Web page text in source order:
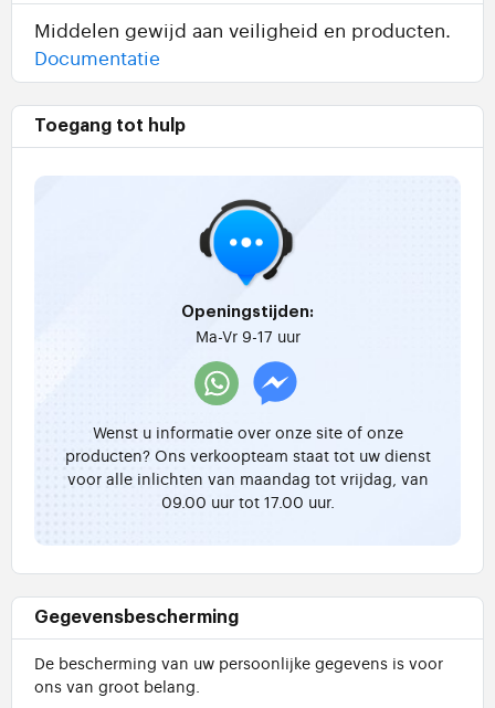
Middelen gewijd aan veiligheid en producten.
Documentatie
Toegang tot hulp
Openingstijden:
Ma-Vr 9-17 uur
Wenst u informatie over onze site of onze
producten? Ons verkoopteam staat tot uw dienst
voor alle inlichten van maandag tot vrijdag, van
09.00 uur tot 17.00 uur.
Gegevensbescherming
De bescherming van uw persoonlijke gegevens is voor
ons van groot belang.